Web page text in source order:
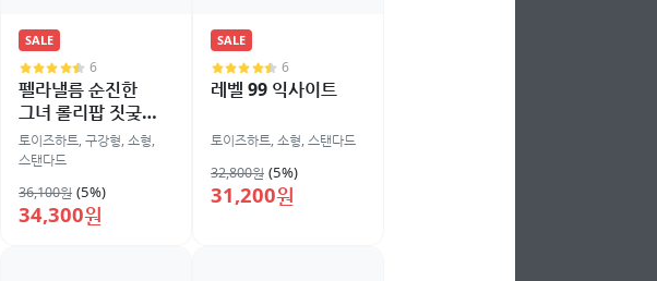
SALE
6
펠라낼름 순진한
그녀 롤리팝 짓궂은
입
토이즈하트,구강형,소형,
스탠다드
36,100원 (5%)
34,300원
SALE
6
레벨 99 익사이트
토이즈하트,소형,스탠다드
32,800원 (5%)
31,200원